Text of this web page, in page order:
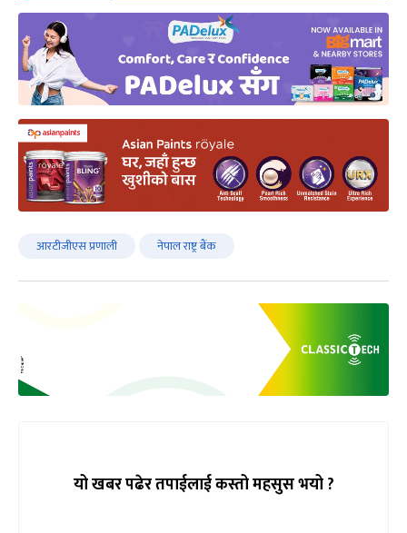
आरटीजीएस प्रणाली नेपाल राष्ट्र बैंक
यो खबर पढेर तपाईलाई कस्तो महसुस भयो ?